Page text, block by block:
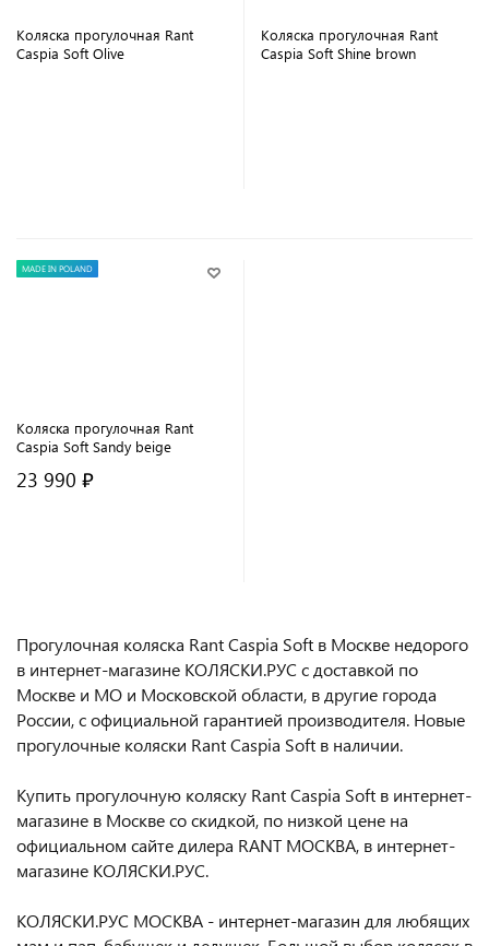
Коляска прогулочная Rant
Caspia Soft Olive
Коляска прогулочная Rant
Caspia Soft Shine brown
MADE IN POLAND
Коляска прогулочная Rant
Caspia Soft Sandy beige
23 990 ₽
Прогулочная коляска Rant Caspia Soft в Москве недорого
в интернет-магазине КОЛЯСКИ.РУС с доставкой по
Москве и МО и Московской области, в другие города
России, с официальной гарантией производителя. Новые
прогулочные коляски Rant Caspia Soft в наличии.
Купить прогулочную коляску Rant Caspia Soft в интернет-
магазине в Москве со скидкой, по низкой цене на
официальном сайте дилера RANT МОСКВА, в интернет-
магазине КОЛЯСКИ.РУС.
КОЛЯСКИ.РУС МОСКВА - интернет-магазин для любящих